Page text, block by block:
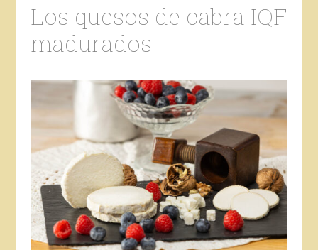
Los quesos de cabra IQF
madurados